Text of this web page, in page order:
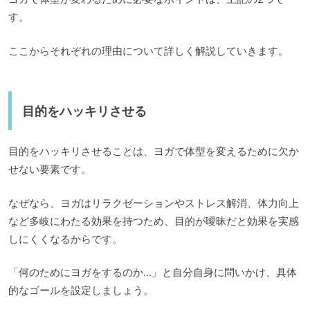
す。
ここからそれぞれの理由について詳しく解説していきます。
目的をハッキリさせる
目的をハッキリさせることは、ヨガで体型を変えるために欠か
せない要素です。
なぜなら、ヨガはリラクゼーションやストレス解消、体力向上
など多岐にわたる効果を持つため、目的が曖昧だと効果を実感
しにくくなるからです。
「何のためにヨガをするのか…」と自分自身に問いかけ、具体
的なゴールを設定しましょう。